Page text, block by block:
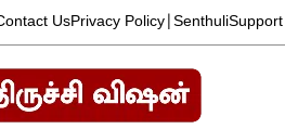
UsPrivacy Policy Senthuli